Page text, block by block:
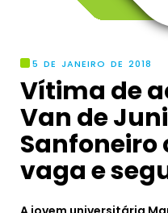
5 DE JANEIRO DE 2018
Vítima de
Van de
Sanfoneiro
vaga e